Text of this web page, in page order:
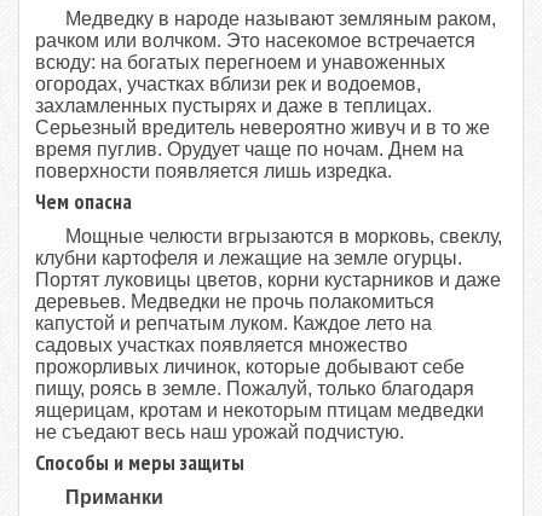
Медведку в народе называют земляным раком,
рачком или волчком. Это насекомое встречается
всюду: на богатых перегноем и унавоженных
огородах, участках вблизи рек и водоемов,
захламленных пустырях и даже в теплицах.
Серьезный вредитель невероятно живуч и в то же
время пуглив. Орудует чаще по ночам. Днем на
поверхности появляется лишь изредка.
Чем опасна
Мощные челюсти вгрызаются в морковь, свеклу,
клубни картофеля и лежащие на земле огурцы.
Портят луковицы цветов, корни кустарников и даже
деревьев. Медведки не прочь полакомиться
капустой и репчатым луком. Каждое лето на
садовых участках появляется множество
прожорливых личинок, которые добывают себе
пищу, роясь в земле. Пожалуй, только благодаря
ящерицам, кротам и некоторым птицам медведки
не съедают весь наш урожай подчистую.
Способы и меры защиты
Приманки